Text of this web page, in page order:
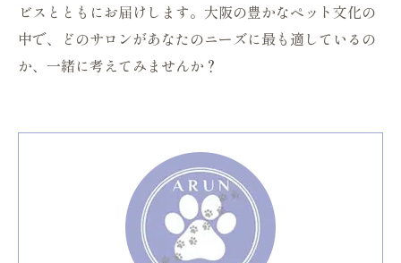
ビスとともにお届けします。大阪の豊かなペット文化の
中で、どのサロンがあなたのニーズに最も適しているの
か、一緒に考えてみませんか？